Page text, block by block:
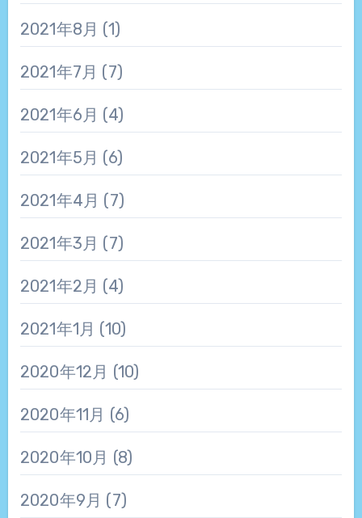
2021年8月 (1)
2021年7月 (7)
2021年6月 (4)
2021年5月 (6)
2021年4月 (7)
2021年3月 (7)
2021年2月 (4)
2021年1月 (10)
2020年12月 (10)
2020年11月 (6)
2020年10月 (8)
2020年9月 (7)